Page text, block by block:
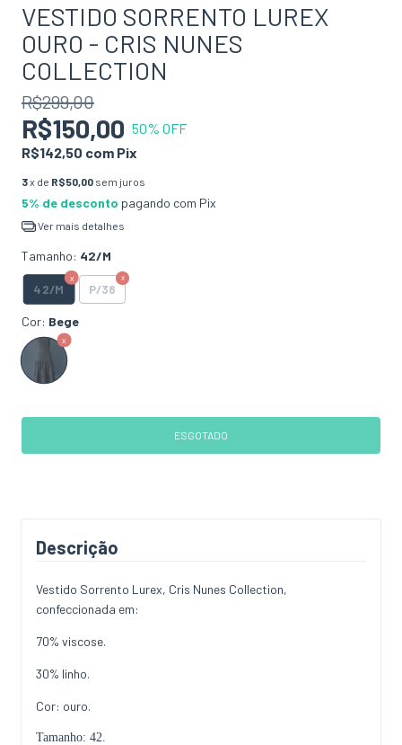
VESTIDO SORRENTO LUREX
OURO - CRIS NUNES
COLLECTION
R$299,00
R$150,00 50% OFF
R$142,50 com Pix
3x de R$50,00 sem juros
5% de desconto pagando com Pix
Ver mais detalhes
Tamanho: 42/M
42/M P/38
Cor: Bege
Descrição
Vestido Sorrento Lurex, Cris Nunes Collection,
confeccionada em:
70% viscose.
30% linho.
Cor: ouro.
Tamanho: 42.